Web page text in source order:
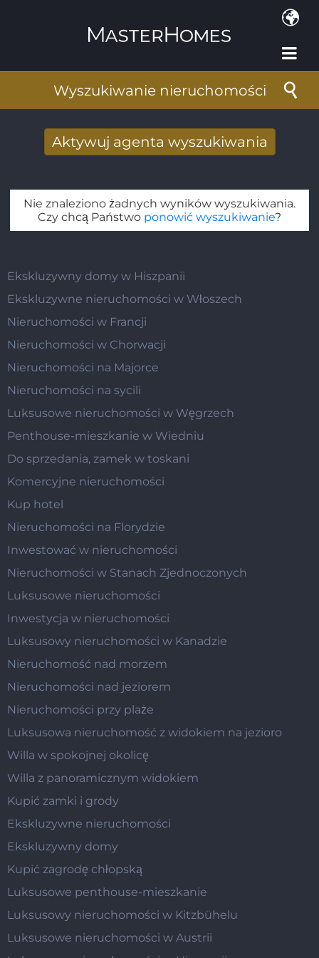
Wyszukiwanie nieruchomości
Aktywuj agenta wyszukiwania
Adres e-mail *
Nie znaleziono żadnych wyników wyszukiwania.
Czy chcą Państwo ponowić wyszukiwanie?
Ekskluzywny domy w Hiszpanii
Ekskluzywne nieruchomości w Włoszech
Nieruchomości w Francji
Nieruchomości w Chorwacji
Nieruchomości na Majorce
Nieruchomości na sycili
Luksusowe nieruchomości w Węgrzech
Penthouse-mieszkanie w Wiedniu
Do sprzedania, zamek w toskani
Komercyjne nieruchomości
Kup hotel
Nieruchomości na Florydzie
Inwestować w nieruchomości
Nieruchomości w Stanach Zjednoczonych
Luksusowe nieruchomości
Inwestycja w nieruchomości
Luksusowy nieruchomości w Kanadzie
Nieruchomość nad morzem
Nieruchomości nad jeziorem
Nieruchomości przy plaże
Luksusowa nieruchomość z widokiem na jezioro
Willa w spokojnej okolicę
Willa z panoramicznym widokiem
Kupić zamki i grody
Ekskluzywne nieruchomości
Ekskluzywny domy
Kupić zagrodę chłopską
Luksusowe penthouse-mieszkanie
Luksusowy nieruchomości w Kitzbühelu
Luksusowe nieruchomości w Austrii